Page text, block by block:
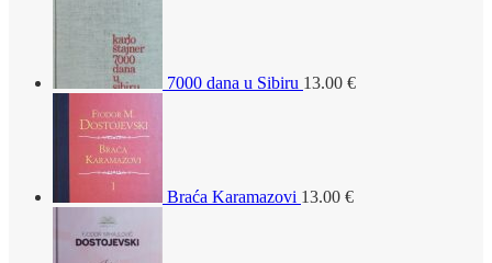
7000 dana u Sibiru 13.00 €
Braća Karamazovi 13.00 €